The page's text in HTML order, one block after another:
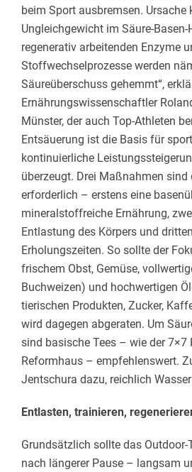
beim Sport ausbremsen. Ursache
Ungleichgewicht im Säure-
regenerativ arbeitenden Enzyme
Stoffwechselprozesse werden
Säureüberschuss gehemmt“,
Ernährungswissenschaftler
Münster, der auch Top-Athleten
Entsäuerung ist die Basis für
kontinuierliche
überzeugt. Drei Maßnahmen sind
erforderlich – erstens eine
mineralstoffreiche Ernährung,
Entlastung des Körpers und
Erholungszeiten. So sollte der
frischem Obst, Gemüse,
Buchweizen) und hochwertigen
tierischen Produkten, Zucker,
wird dagegen abgeraten. Um
sind basische Tees – wie der 7×7
Reformhaus – empfehlenswert.
Jentschura dazu, reichlich
Entlasten, trainieren,
Grundsätzlich sollte das
nach längerer Pause – langsam